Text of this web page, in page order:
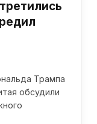
Трампа
обсудили